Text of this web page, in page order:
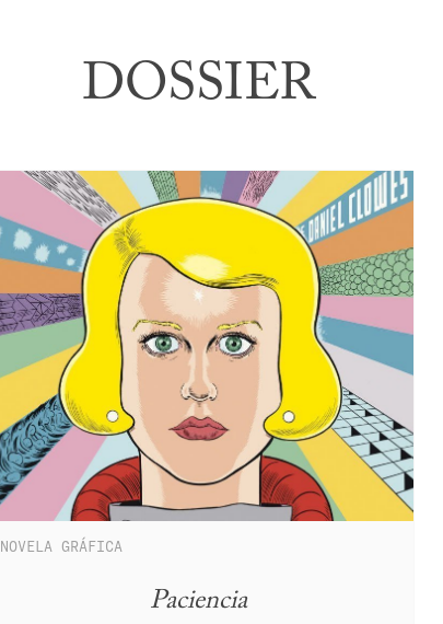
DOSSIER
NOVELA GRÁFICA
Paciencia